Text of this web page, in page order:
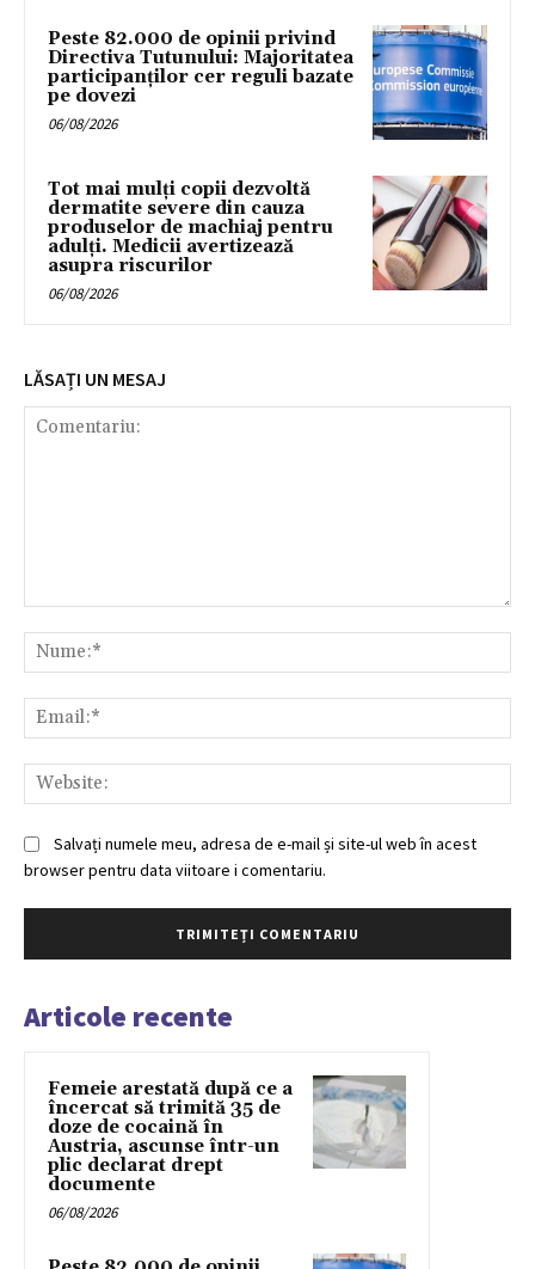
Peste 82.000 de opinii privind
Directiva Tutunului: Majoritatea
participanților cer reguli bazate
pe dovezi
06/08/2026
Tot mai mulți copii dezvoltă
dermatite severe din cauza
produselor de machiaj pentru
adulți. Medicii avertizează
asupra riscurilor
06/08/2026
LĂSAȚI UN MESAJ
Salvați numele meu, adresa de e-mail și site-ul web în acest
browser pentru data viitoare i comentariu.
Articole recente
Femeie arestată după ce a
încercat să trimită 35 de
doze de cocaină în
Austria, ascunse într-un
plic declarat drept
documente
06/08/2026